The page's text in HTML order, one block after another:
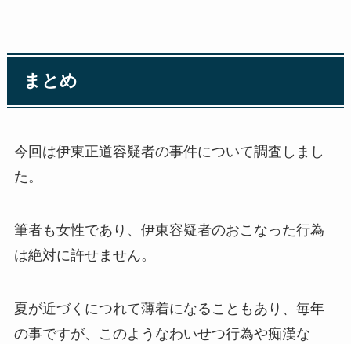
まとめ
今回は伊東正道容疑者の事件について調査しまし
た。
筆者も女性であり、伊東容疑者のおこなった行為
は絶対に許せません。
夏が近づくにつれて薄着になることもあり、毎年
の事ですが、このようなわいせつ行為や痴漢な